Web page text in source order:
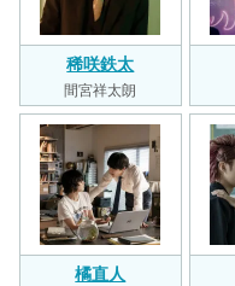
稀咲鉄太
間宮祥太朗
橘直人